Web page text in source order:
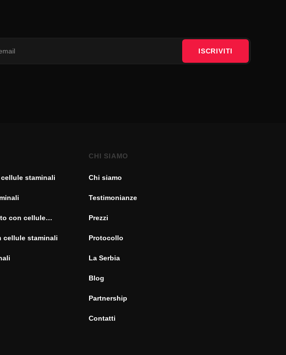
ISCRIVITI
staminali
con cellule
cellule staminali
CHI SIAMO
Chi siamo
Testimonianze
Prezzi
Protocollo
La Serbia
Blog
Partnership
Contatti